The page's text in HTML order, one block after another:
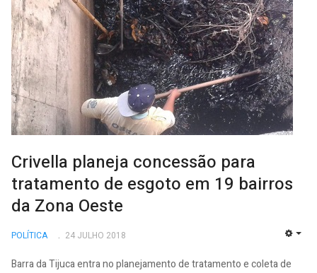
Crivella planeja concessão para
tratamento de esgoto em 19 bairros
da Zona Oeste
POLÍTICA 24 JULHO 2018
Barra da Tijuca entra no planejamento de tratamento e coleta de